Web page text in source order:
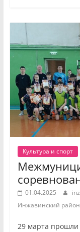
Культура и спорт
01.04.2025
Инжавинский район
29 марта